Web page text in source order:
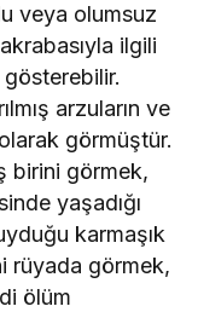
veya olumsuz
ilgili
arzuların ve
görmüştür.
birini görmek,
yaşadığı
karmaşık
rüyada görmek,
ölüm